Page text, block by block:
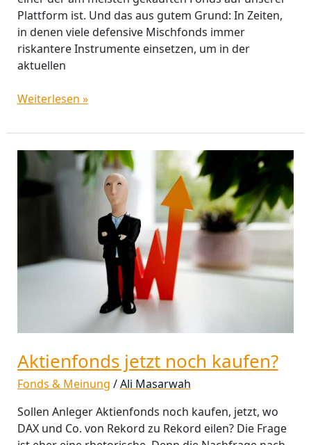
Plattform ist. Und das aus gutem Grund: In Zeiten,
in denen viele defensive Mischfonds immer
riskantere Instrumente einsetzen, um in der
aktuellen
Weiterlesen »
Aktienfonds jetzt noch kaufen?
Fonds & Meinung /Ali Masarwah
Sollen Anleger Aktienfonds noch kaufen, jetzt, wo
DAX und Co. von Rekord zu Rekord eilen? Die Frage
Aktienfonds
jetzt